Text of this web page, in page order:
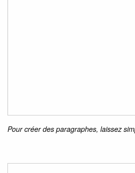
Pour créer des paragraphes, laissez